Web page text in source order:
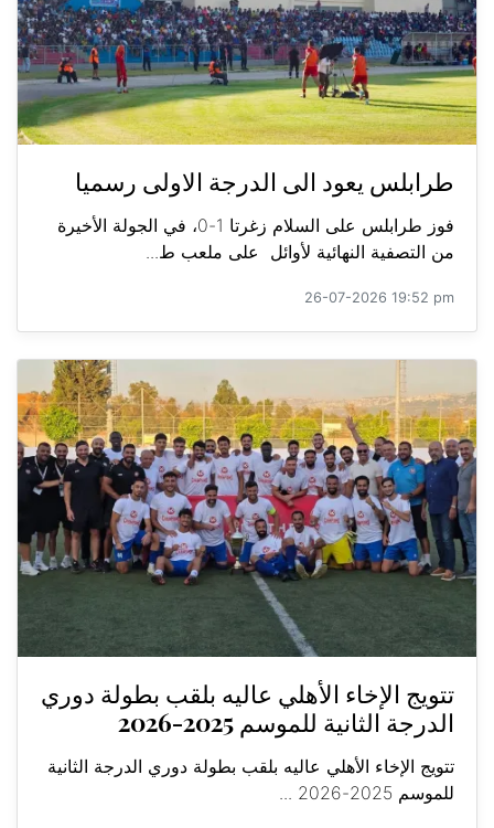
طرابلس يعود الى الدرجة الاولى رسميا
فوز طرابلس على السلام زغرتا 1-0، في الجولة الأخيرة
من التصفية النهائية لأوائل على ملعب ط...
26-07-2026 19:52 pm
تتويج الإخاء الأهلي عاليه بلقب بطولة دوري
الدرجة الثانية للموسم 2025-2026
تتويج الإخاء الأهلي عاليه بلقب بطولة دوري الدرجة الثانية
للموسم 2025-2026 ...